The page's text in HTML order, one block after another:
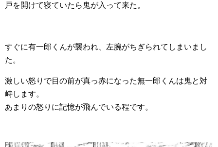
戸を開けて寝ていたら鬼が入って来た。
すぐに有一郎くんが襲われ、左腕がちぎられてしまいまし
た。
激しい怒りで目の前が真っ赤になった無一郎くんは鬼と対
峙します。
あまりの怒りに記憶が飛んでいる程です。